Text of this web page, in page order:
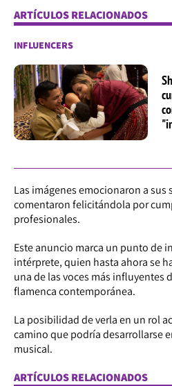
ARTÍCULOS RELACIONADOS
INFLUENCERS
Las imágenes emocionaron a sus
comentaron felicitándola por
profesionales.
Este anuncio marca un punto de
intérprete, quien hasta ahora se
una de las voces más influyentes
flamenca contemporánea.
La posibilidad de verla en un rol
camino que podría desarrollarse
musical.
ARTÍCULOS RELACIONADOS